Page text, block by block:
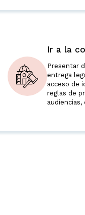
Ir a la
Presentar
entrega
acceso de
reglas de
audiencias,